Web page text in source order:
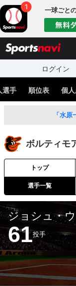
一球ごと
ログイン
選手 順位表 個
「水
ボルティモ
トップ
選手一覧
ジョシュ・
61投手